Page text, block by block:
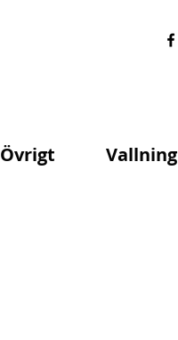
Övrigt Vallning